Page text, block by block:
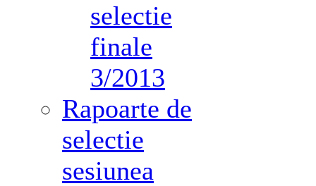
selectie
finale
3/2013
Rapoarte de
selectie
sesiunea